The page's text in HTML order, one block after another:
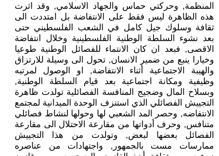
المنظمة, وحركتي حماس والجهاد الاسلامي, وقد اثرت
هذه الظاهرة ليس فقط على الانتفاضة بل امتددت الى
ثقافة وسلوك جيل كامل في الشعب الفلسطيني حتى
بعد نشوء السلطة الوطنية الفلسطينية وخلال انتفاضة
الاقصى, فبعد ان كان الانتماء للفصائل الوطنية طوعيا
وخيارا ينبع من ضمير الانسان, تحول الى وسيلة للارتزاق
والهيبة الاجتماعية أثناء الانتفاضة, او الوصول لمرتبه
وظيفية ومكانة اجتماعية بعد قيام السلطة الوطنية,
وبسلاح المال وضجيج المنافسة الفصائلية تولدت ظاهرة
التجييش الفصائلي الذي استنزف الوحدة الميدانية لمجتمع
الانتفاضه, وحصر المد الشعبي لها وحولها لنشاط فصائلي
متنافس, وحرف أدواتها من مقارعة الاحتلال الى مقارعة
الفصائل بعضها لبعض, وتولدت من هذا التجييش
ممارسات مست بالجمهور, واجتهادات من عناصره